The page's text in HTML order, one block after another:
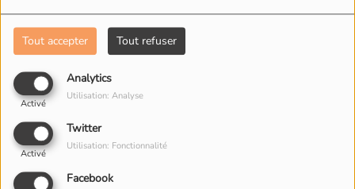
Tout accepter Tout refuser
Analytics
Activé
Utilisation: Analyse
Twitter
Activé
Utilisation: Fonctionnalité
Facebook
Eurythmics